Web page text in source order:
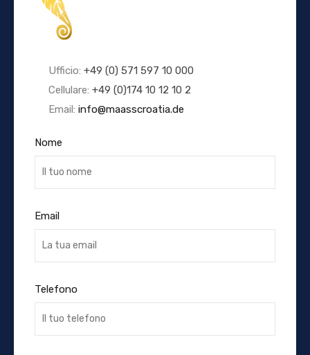
Ufficio: +49 (0) 571 597 10 000
Cellulare: +49 (0)174 10 12 10 2
Email: info@maasscroatia.de
Nome
Email
Telefono